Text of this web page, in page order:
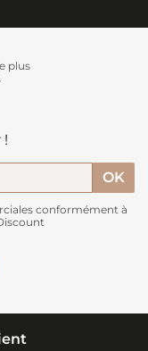
plus
!
conformément à